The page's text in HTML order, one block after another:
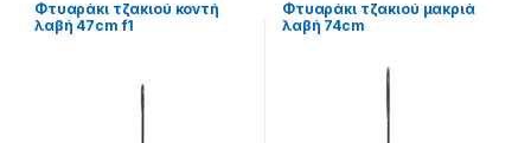
Φτυαράκι τζακιού κοντή
λαβή 47cm f1
Φτυαράκι τζακιού μακριά
λαβή 74cm